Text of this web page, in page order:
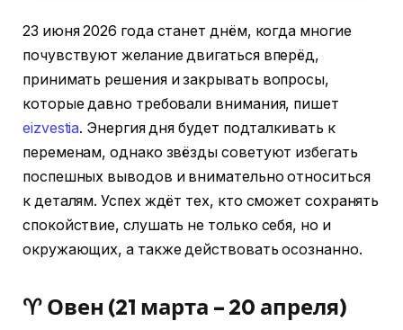
23 июня 2026 года станет днём, когда многие
почувствуют желание двигаться вперёд,
принимать решения и закрывать вопросы,
которые давно требовали внимания, пишет
eizvestia. Энергия дня будет подталкивать к
переменам, однако звёзды советуют избегать
поспешных выводов и внимательно относиться
к деталям. Успех ждёт тех, кто сможет сохранять
спокойствие, слушать не только себя, но и
окружающих, а также действовать осознанно.
♈ Овен (21 марта – 20 апреля)